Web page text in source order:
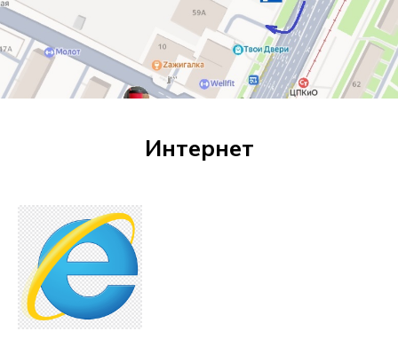
Интернет